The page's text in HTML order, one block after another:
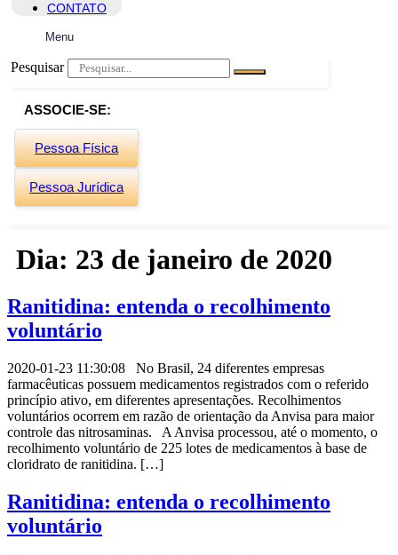
CONTATO
Menu
Pesquisar
ASSOCIE-SE:
Pessoa Física
Pessoa Jurídica
Dia: 23 de janeiro de 2020
Ranitidina: entenda o recolhimento
voluntário
2020-01-23 11:30:08 No Brasil, 24 diferentes empresas
farmacêuticas possuem medicamentos registrados com o referido
princípio ativo, em diferentes apresentações. Recolhimentos
voluntários ocorrem em razão de orientação da Anvisa para maior
controle das nitrosaminas. A Anvisa processou, até o momento, o
recolhimento voluntário de 225 lotes de medicamentos à base de
cloridrato de ranitidina. […]
Ranitidina: entenda o recolhimento
voluntário